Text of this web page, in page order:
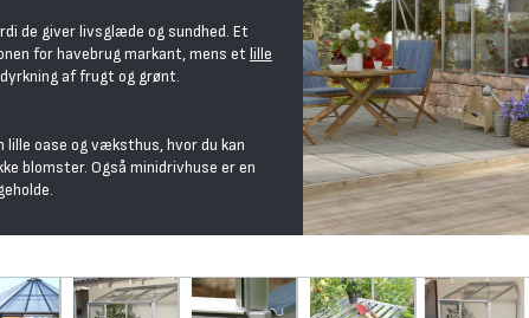
de giver livsglæde og sundhed. Et
for havebrug markant, mens et lille
af frugt og grønt.
lille oase og væksthus, hvor du kan
blomster. Også minidrivhuse er en